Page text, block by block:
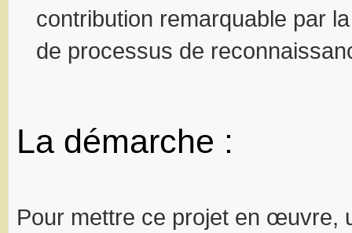
contribution remarquable par
de processus de
La démarche :
Pour mettre ce projet en œuvre,